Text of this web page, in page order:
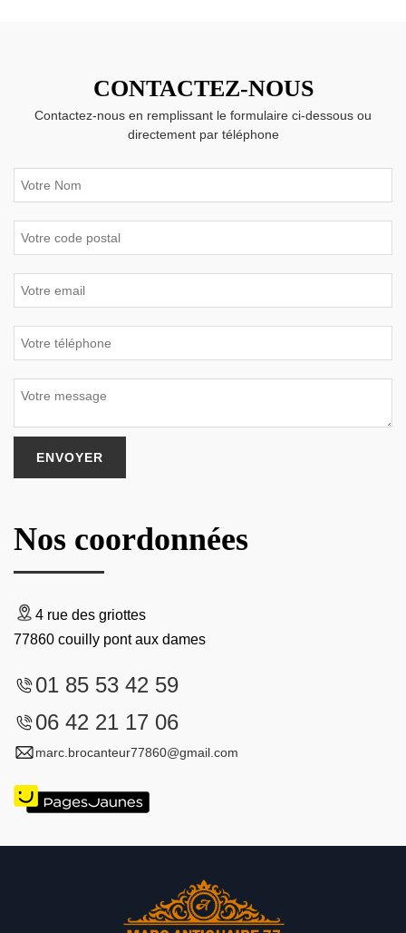
CONTACTEZ-NOUS
Contactez-nous en remplissant le formulaire ci-dessous ou
directement par téléphone
Nos coordonnées
4 rue des griottes
77860 couilly pont aux dames
01 85 53 42 59
06 42 21 17 06
marc.brocanteur77860@gmail.com